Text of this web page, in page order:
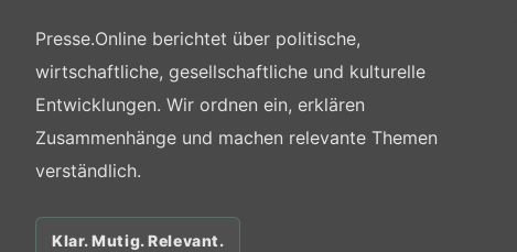
Presse.Online berichtet über politische,
wirtschaftliche, gesellschaftliche und kulturelle
Entwicklungen. Wir ordnen ein, erklären
Zusammenhänge und machen relevante Themen
verständlich.
Klar. Mutig. Relevant.